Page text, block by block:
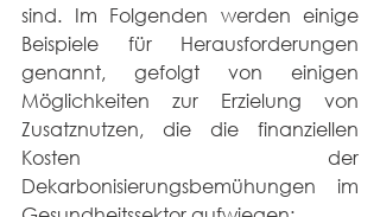
sind. Im Folgenden werden einige
Beispiele für Herausforderungen
genannt, gefolgt von einigen
Möglichkeiten zur Erzielung von
Zusatznutzen, die die finanziellen
Kosten der
Dekarbonisierungsbemühungen im